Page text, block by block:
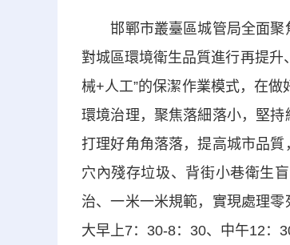
邯鄲市叢臺區城管局全面聚焦
對城區環境衛生品質進行再提升
械+人工”的保潔作業模式，在做
環境治理，聚焦落細落小，堅持
打理好角角落落，提高城市品
穴內殘存垃圾、背街小巷衛生
治、一米一米規範，實現處理
大早上7：30-8：30、中午12：